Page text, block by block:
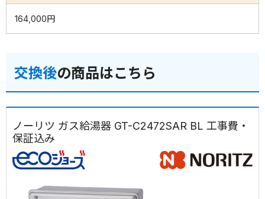
164,000円
交換後の商品はこちら
ノーリツ ガス給湯器 GT-C2472SAR BL 工事費・
保証込み